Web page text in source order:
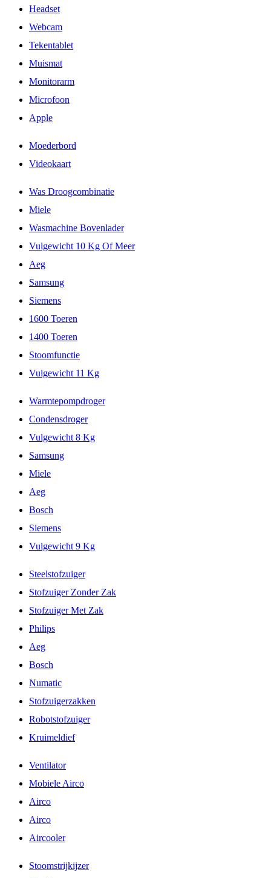
Headset
Webcam
Tekentablet
Muismat
Monitorarm
Microfoon
Apple
Moederbord
Videokaart
Was Droogcombinatie
Miele
Wasmachine Bovenlader
Vulgewicht 10 Kg Of Meer
Aeg
Samsung
Siemens
1600 Toeren
1400 Toeren
Stoomfunctie
Vulgewicht 11 Kg
Warmtepompdroger
Condensdroger
Vulgewicht 8 Kg
Samsung
Miele
Aeg
Bosch
Siemens
Vulgewicht 9 Kg
Steelstofzuiger
Stofzuiger Zonder Zak
Stofzuiger Met Zak
Philips
Aeg
Bosch
Numatic
Stofzuigerzakken
Robotstofzuiger
Kruimeldief
Ventilator
Mobiele Airco
Airco
Airco
Aircooler
Stoomstrijkijzer